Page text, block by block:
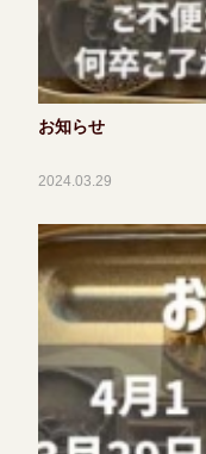
お知らせ
2024.03.29